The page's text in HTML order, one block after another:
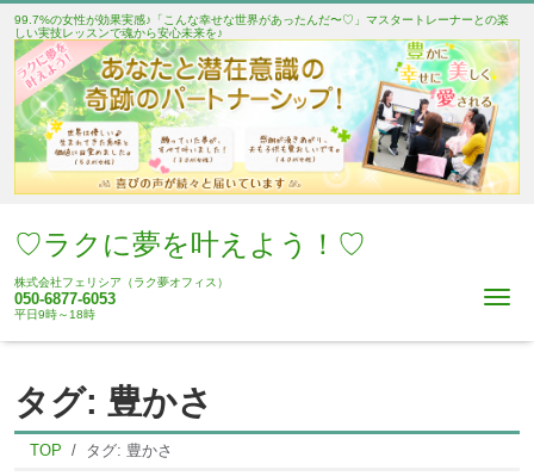
99.7%の女性が効果実感♪「こんな幸せな世界があったんだ〜♡」マスタートレーナーとの楽
しい実技レッスンで魂から安心未来を♪
♡ラクに夢を叶えよう！♡
株式会社フェリシア（ラク夢オフィス）
050-6877-6053
平日9時～18時
タグ: 豊かさ
TOP タグ: 豊かさ